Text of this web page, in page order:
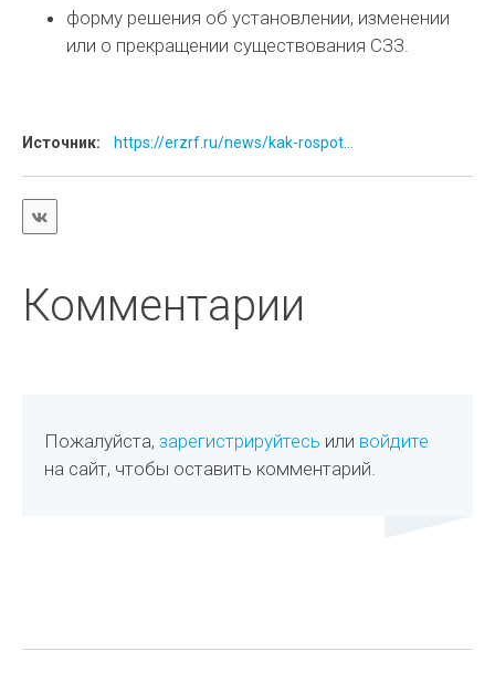
форму решения об установлении, изменении
или о прекращении существования СЗЗ.
Источник: https://erzrf.ru/news/kak-rospot...
Комментарии
Пожалуйста,зарегистрируйтесь или войдите
на сайт, чтобы оставить комментарий.